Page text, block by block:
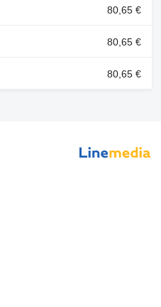
80,65 €
80,65 €
80,65 €